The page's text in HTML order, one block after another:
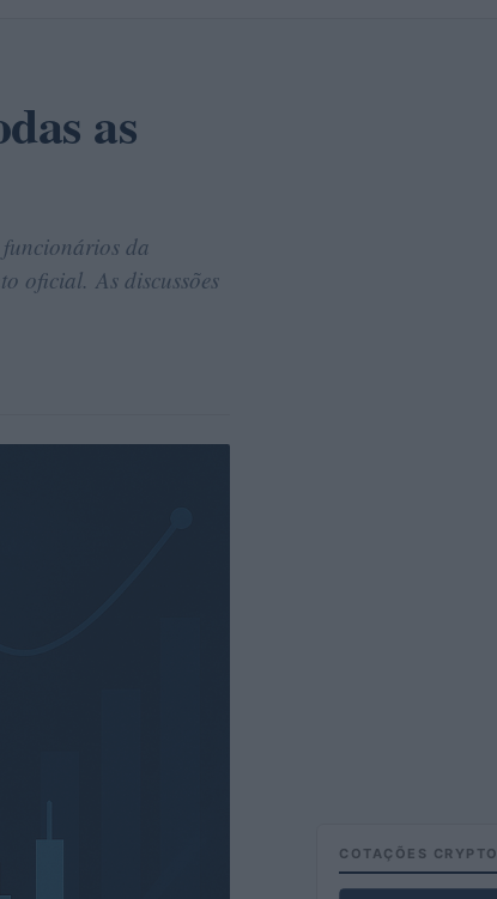
as
da
oficial. As discussões
COTAÇÕES CRYPTO